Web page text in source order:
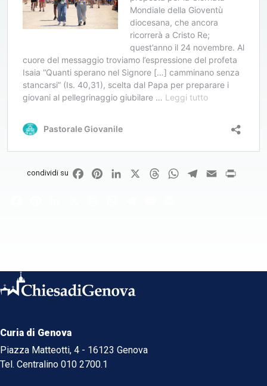
condividi su FacebookPinterestLinkedIn ThreadsWhatsApp
Telegram
Email
Curia di Genova
Piazza Matteotti, 4 - 16123 Genova
Tel. Centralino 010 2700.1